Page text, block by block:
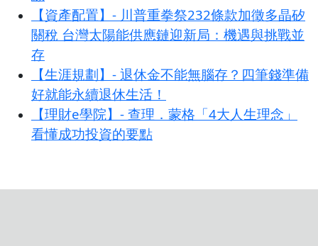
【資產配置】- 川普重拳祭232條款加徵多晶矽
關稅 台灣太陽能供應鏈迎新局：機遇與挑戰並
存
【生涯規劃】- 退休金不能無腦存？四筆錢準備
好就能永續退休生活！
【理財e學院】- 查理．蒙格「4大人生理念」
看懂成功投資的要點